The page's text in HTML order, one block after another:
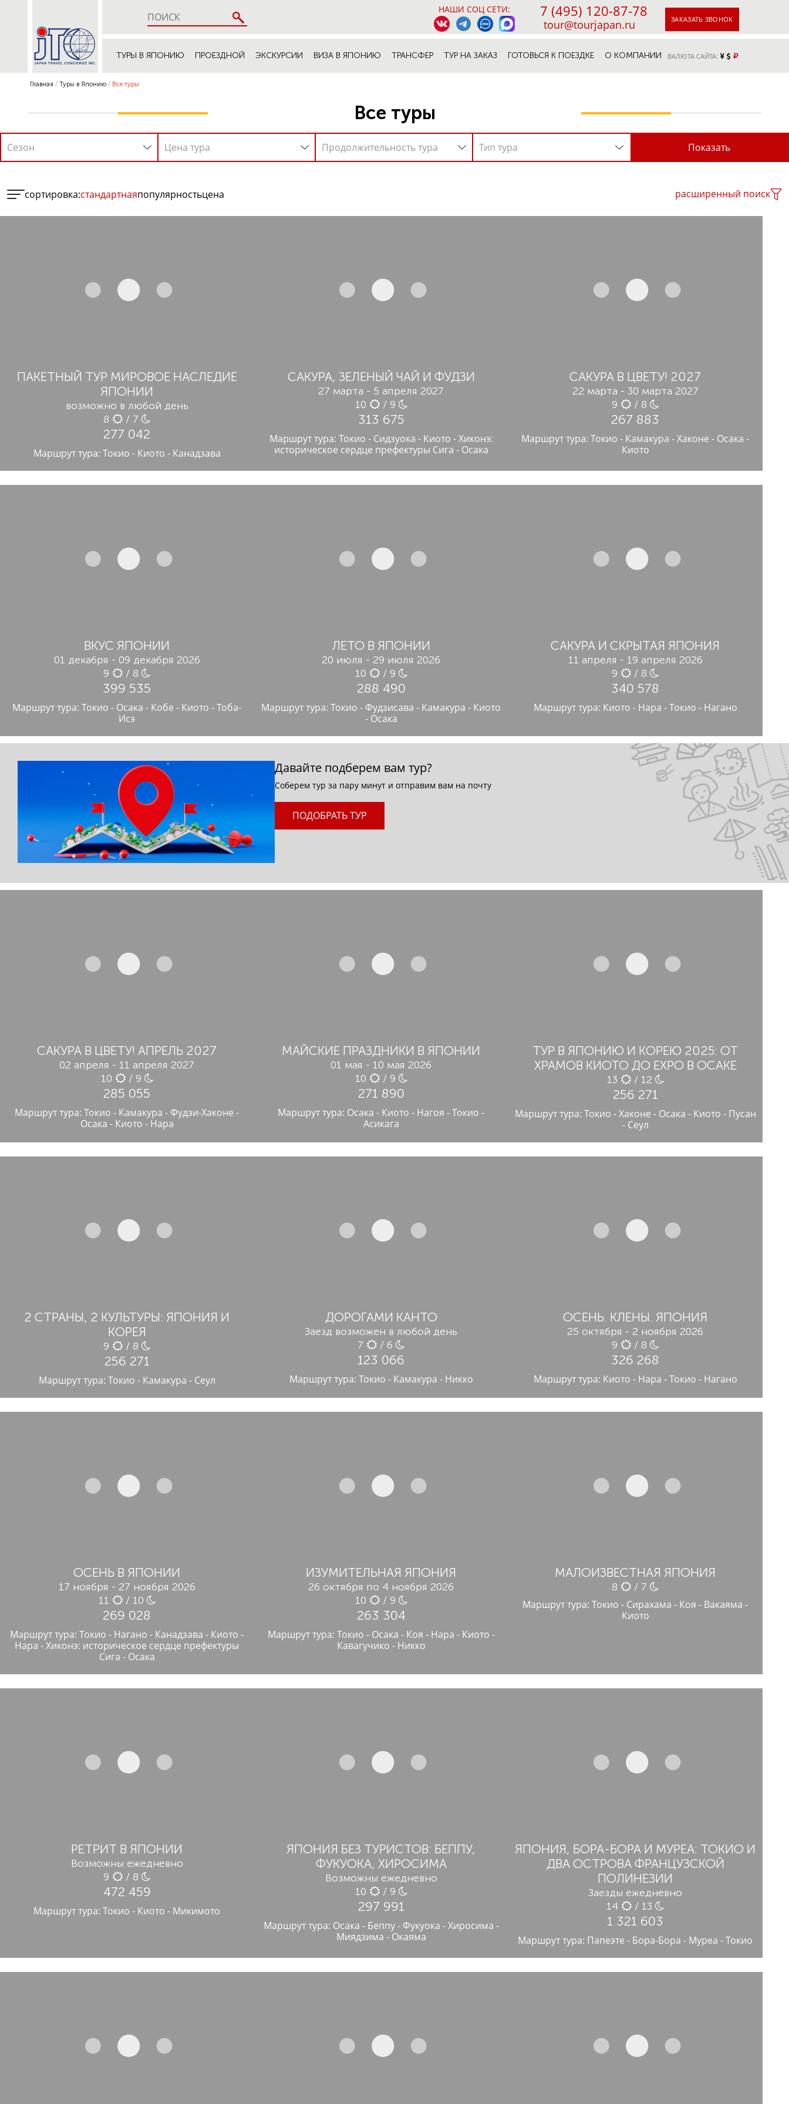
НАШИ СОЦ СЕТИ: 7 (495) 120-87-78
tour@tourjapan.ru ЗАКАЗАТЬ ЗВОНОК
ТУРЫ В ЯПОНИЮ ПРОЕЗДНОЙ ЭКСКУРСИИ ВИЗА В ЯПОНИЮ ТРАНСФЕР ТУР НА ЗАКАЗ ГОТОВЬСЯ К ПОЕЗДКЕ О КОМПАНИИ ВАЛЮТА САЙТА:
Главная Туры в Японию Все туры
Все туры
Сезон Цена тура Продолжительность тура Тип тура
сортировка:стандартнаяпопулярностьцена расширенный поиск
ПАКЕТНЫЙ ТУР МИРОВОЕ НАСЛЕДИЕ
ЯПОНИИ
возможно в любой день
8
/ 7
277 042
Маршрут тура: Токио - Киото - Канадзава
САКУРА, ЗЕЛЕНЫЙ ЧАЙ И ФУДЗИ
27 марта - 5 апреля 2027
10
/ 9
313 675
Маршрут тура: Токио - Сидзуока - Киото - Хиконэ:
историческое сердце префектуры Сига - Осака
САКУРА В ЦВЕТУ! 2027
22 марта - 30 марта 2027
9
/ 8
267 883
Маршрут тура: Токио - Камакура - Хаконе - Осака -
Киото
ВКУС ЯПОНИИ
01 декабря - 09 декабря 2026
9
/ 8
399 535
Маршрут тура: Токио - Осака - Кобе - Киото - Тоба-
Исэ
ЛЕТО В ЯПОНИИ
20 июля - 29 июля 2026
10
/ 9
288 490
Маршрут тура: Токио - Фудзисава - Камакура - Киото
- Осака
САКУРА И СКРЫТАЯ ЯПОНИЯ
11 апреля - 19 апреля 2026
9
/ 8
340 578
Маршрут тура: Киото - Нара - Токио - Нагано
Давайте подберем вам тур?
Соберем тур за пару минут и отправим вам на почту
ПОДОБРАТЬ ТУР
САКУРА В ЦВЕТУ! АПРЕЛЬ 2027
02 апреля - 11 апреля 2027
10
/ 9
285 055
Маршрут тура: Токио - Камакура - Фудзи-Хаконе -
Осака - Киото - Нара
МАЙСКИЕ ПРАЗДНИКИ В ЯПОНИИ
01 мая - 10 мая 2026
10
/ 9
271 890
Маршрут тура: Осака - Киото - Нагоя - Токио -
Асикага
ТУР В ЯПОНИЮ И КОРЕЮ 2025: ОТ
ХРАМОВ КИОТО ДО EXPO В ОСАКЕ
13 / 12
256 271
Маршрут тура: Токио - Хаконе - Осака - Киото - Пусан
- Сеул
2 СТРАНЫ, 2 КУЛЬТУРЫ: ЯПОНИЯ И
КОРЕЯ
9 / 8
256 271
Маршрут тура: Токио - Камакура - Сеул
ДОРОГАМИ КАНТО
Заезд возможен в любой день
7
/ 6
123 066
Маршрут тура: Токио - Камакура - Никко
ОСЕНЬ. КЛЕНЫ. ЯПОНИЯ
25 октября - 2 ноября 2026
9
/ 8
326 268
Маршрут тура: Киото - Нара - Токио - Нагано
ОСЕНЬ В ЯПОНИИ
17 ноября - 27 ноября 2026
11
/ 10
269 028
Маршрут тура: Токио - Нагано - Канадзава - Киото -
Нара - Хиконэ: историческое сердце префектуры
Сига - Осака
ИЗУМИТЕЛЬНАЯ ЯПОНИЯ
26 октября по 4 ноября 2026
10
/ 9
263 304
Маршрут тура: Токио - Осака - Коя - Нара - Киото -
Кавагучико - Никко
МАЛОИЗВЕСТНАЯ ЯПОНИЯ
8
/ 7
Маршрут тура: Токио - Сирахама - Коя - Вакаяма -
Киото
РЕТРИТ В ЯПОНИИ
Возможны ежедневно
9
/ 8
472 459
Маршрут тура: Токио - Киото - Микимото
ЯПОНИЯ БЕЗ ТУРИСТОВ: БЕППУ,
ФУКУОКА, ХИРОСИМА
Возможны ежедневно
10
/ 9
297 991
Маршрут тура: Осака - Беппу - Фукуока - Хиросима -
Миядзима - Окаяма
ЯПОНИЯ, БОРА-БОРА И МУРЕА: ТОКИО И
ДВА ОСТРОВА ФРАНЦУЗСКОЙ
ПОЛИНЕЗИИ
Заезды ежедневно
14
/ 13
1 321 603
Маршрут тура: Папеэте - Бора-Бора - Муреа - Токио